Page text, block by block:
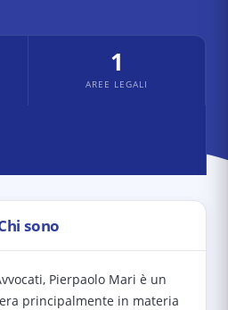
1
AREE LEGALI
sono
Pierpaolo Mari è un
principalmente in materia